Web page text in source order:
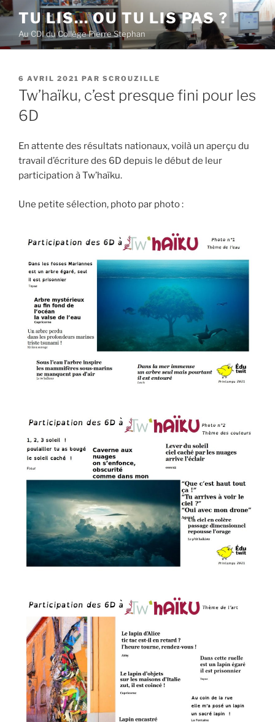
Aller
contenu
principal
TU LIS… OU TU LIS PAS ?
Au CDI du Collège Pierre Stephan
PUBLIÉ
LE
6 AVRIL 2021 PAR SCROUZILLE
Tw’haïku, c’est presque fini pour les
6D
En attente des résultats nationaux, voilà un aperçu du
travail d’écriture des 6D depuis le début de leur
participation à Tw’haïku.
Une petite sélection, photo par photo :